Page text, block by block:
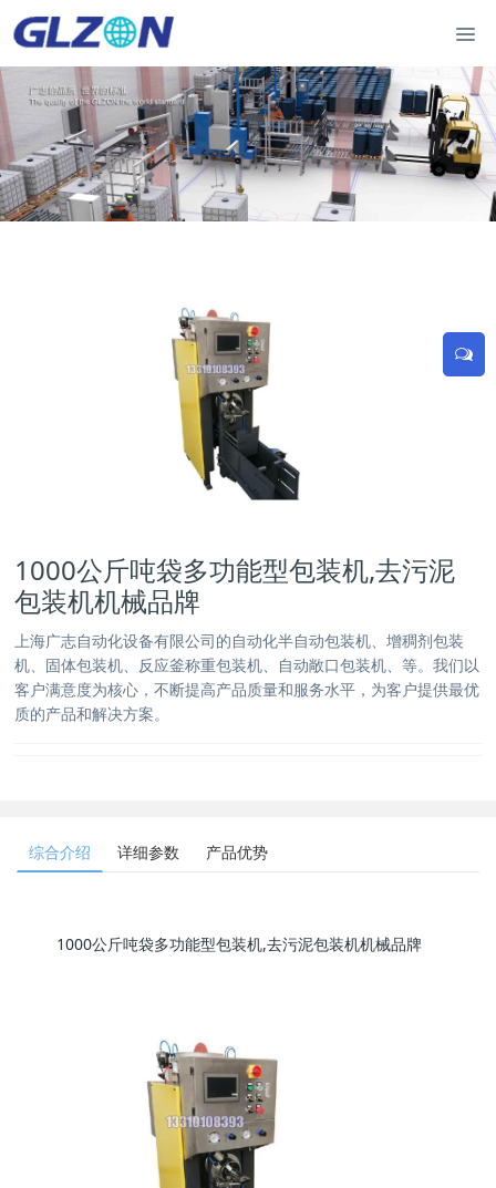
1000公斤吨袋多功能型包装机,去污泥
包装机机械品牌
上海广志自动化设备有限公司的自动化半自动包装机、增稠剂包装
机、固体包装机、反应釜称重包装机、自动敞口包装机、等。我们以
客户满意度为核心，不断提高产品质量和服务水平，为客户提供最优
质的产品和解决方案。
综合介绍 详细参数 产品优势
1000公斤吨袋多功能型包装机,去污泥包装机机械品牌